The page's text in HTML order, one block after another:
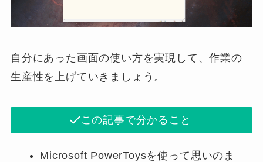
自分にあった画面の使い方を実現して、作業の
生産性を上げていきましょう。
この記事で分かること
Microsoft PowerToysを使って思いのま